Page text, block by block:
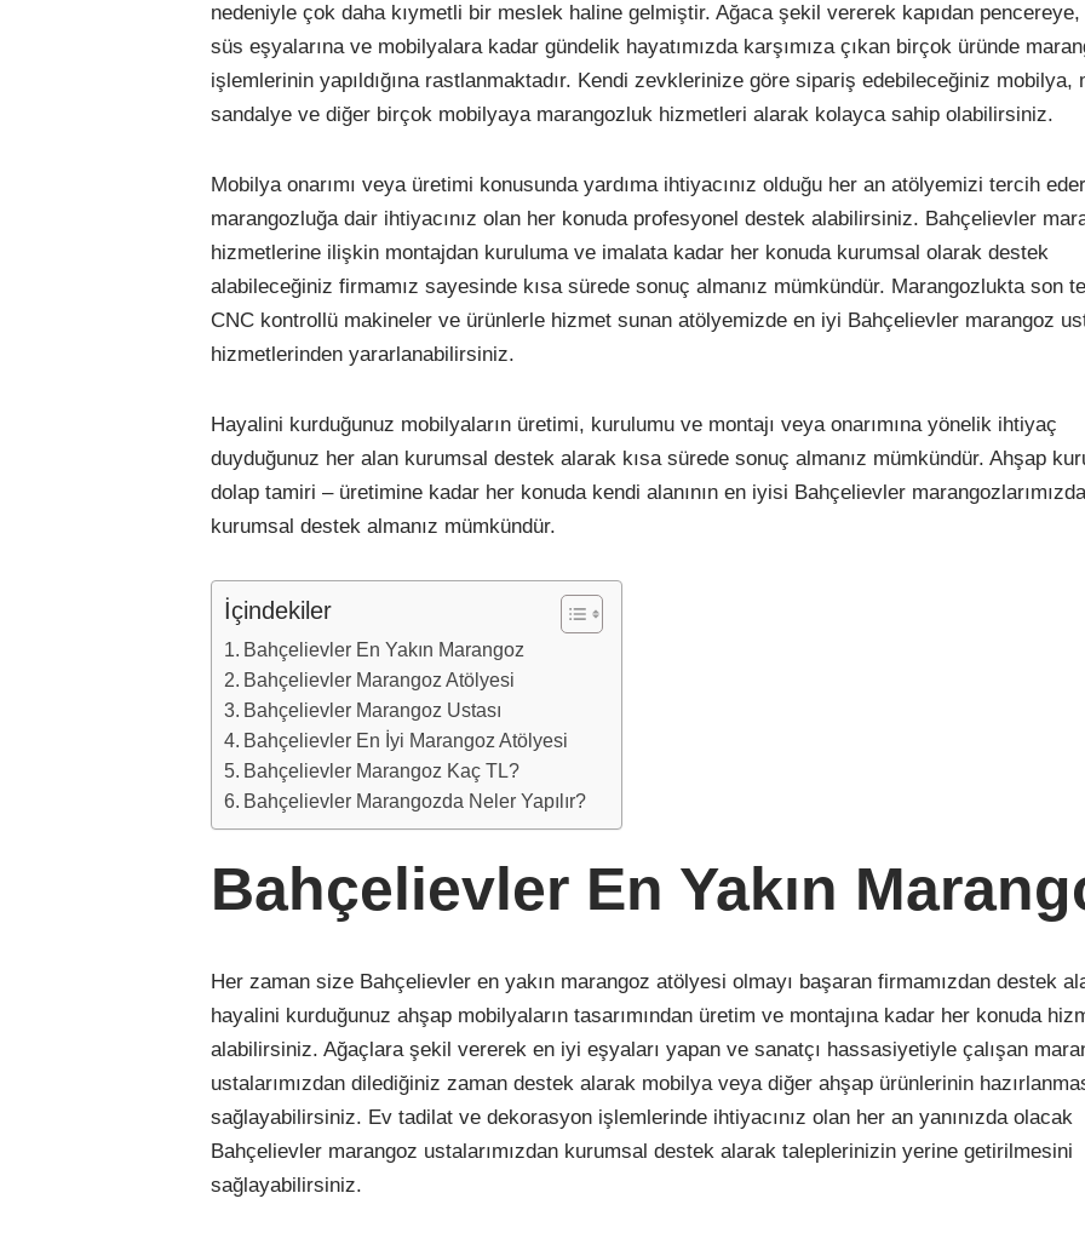
nedeniyle çok daha kıymetli bir meslek haline gelmiştir. Ağaca şekil vererek kapıdan pencereye,
süs eşyalarına ve mobilyalara kadar gündelik hayatımızda karşımıza çıkan birçok üründe
işlemlerinin yapıldığına rastlanmaktadır. Kendi zevklerinize göre sipariş edebileceğiniz mobilya,
sandalye ve diğer birçok mobilyaya marangozluk hizmetleri alarak kolayca sahip olabilirsiniz.
Mobilya onarımı veya üretimi konusunda yardıma ihtiyacınız olduğu her an atölyemizi tercih
marangozluğa dair ihtiyacınız olan her konuda profesyonel destek alabilirsiniz. Bahçelievler
hizmetlerine ilişkin montajdan kuruluma ve imalata kadar her konuda kurumsal olarak destek
alabileceğiniz firmamız sayesinde kısa sürede sonuç almanız mümkündür. Marangozlukta son
CNC kontrollü makineler ve ürünlerle hizmet sunan atölyemizde en iyi Bahçelievler marangoz
hizmetlerinden yararlanabilirsiniz.
Hayalini kurduğunuz mobilyaların üretimi, kurulumu ve montajı veya onarımına yönelik ihtiyaç
duyduğunuz her alan kurumsal destek alarak kısa sürede sonuç almanız mümkündür. Ahşap
dolap tamiri – üretimine kadar her konuda kendi alanının en iyisi Bahçelievler
kurumsal destek almanız mümkündür.
İçindekiler
Bahçelievler En Yakın Marangoz
Bahçelievler Marangoz Atölyesi
Bahçelievler Marangoz Ustası
Bahçelievler En İyi Marangoz Atölyesi
Bahçelievler Marangoz Kaç TL?
Bahçelievler Marangozda Neler Yapılır?
Bahçelievler En Yakın
Her zaman size Bahçelievler en yakın marangoz atölyesi olmayı başaran firmamızdan destek
hayalini kurduğunuz ahşap mobilyaların tasarımından üretim ve montajına kadar her konuda
alabilirsiniz. Ağaçlara şekil vererek en iyi eşyaları yapan ve sanatçı hassasiyetiyle çalışan
ustalarımızdan dilediğiniz zaman destek alarak mobilya veya diğer ahşap ürünlerinin
sağlayabilirsiniz. Ev tadilat ve dekorasyon işlemlerinde ihtiyacınız olan her an yanınızda olacak
Bahçelievler marangoz ustalarımızdan kurumsal destek alarak taleplerinizin yerine getirilmesini
sağlayabilirsiniz.